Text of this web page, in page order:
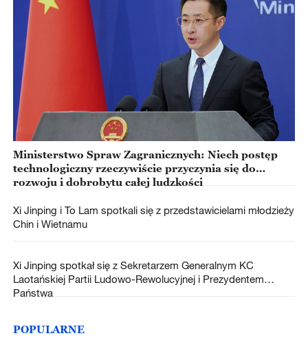
Ministerstwo Spraw Zagranicznych: Niech postęp
technologiczny rzeczywiście przyczynia się do
rozwoju i dobrobytu całej ludzkości
Xi Jinping i To Lam spotkali się z przedstawicielami młodzieży
Chin i Wietnamu
Xi Jinping spotkał się z Sekretarzem Generalnym KC
Laotańskiej Partii Ludowo-Rewolucyjnej i Prezydentem
Państwa
POPULARNE